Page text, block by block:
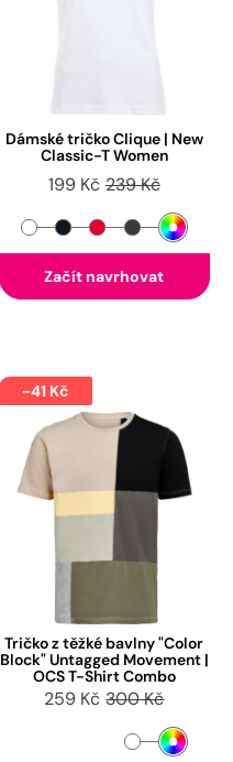
Dámské tričko Clique | New
Classic-T Women
199 Kč 239 Kč
Začít navrhovat
-41 Kč
Tričko z těžké bavlny "Color
Block" Untagged Movement |
OCS T-Shirt Combo
259 Kč 300 Kč